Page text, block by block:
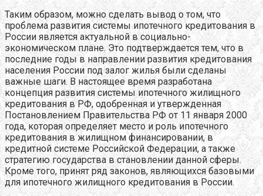
Таким образом, можно сделать вывод о том, что
проблема развития системы ипотечного кредитования в
России является актуальной в социально-
экономическом плане. Это подтверждается тем, что в
последние годы в направлении развития кредитования
населения России под залог жилья были сделаны
важные шаги. В настоящее время разработана
концепция развития системы ипотечного жилищного
кредитования в РФ, одобренная и утвержденная
Постановлением Правительства РФ от 11 января 2000
года, которая определяет место и роль ипотечного
кредитования в жилищном финансировании, в
кредитной системе Российской Федерации, а также
стратегию государства в становлении данной сферы.
Кроме того, принят ряд законов, являющихся базовыми
для ипотечного жилищного кредитования в России.